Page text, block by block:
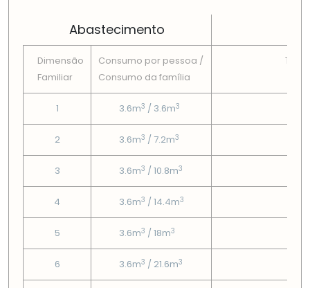
Abastecimento
Dimensão
Familiar
Consumo por pessoa /
Consumo da famí­lia
Tarifa
1 3.6m3 / 3.6m3
2 3.6m3 / 7.2m3
3 3.6m3 / 10.8m3
4 3.6m3 / 14.4m3
5 3.6m3 / 18m3
6 3.6m3 / 21.6m3